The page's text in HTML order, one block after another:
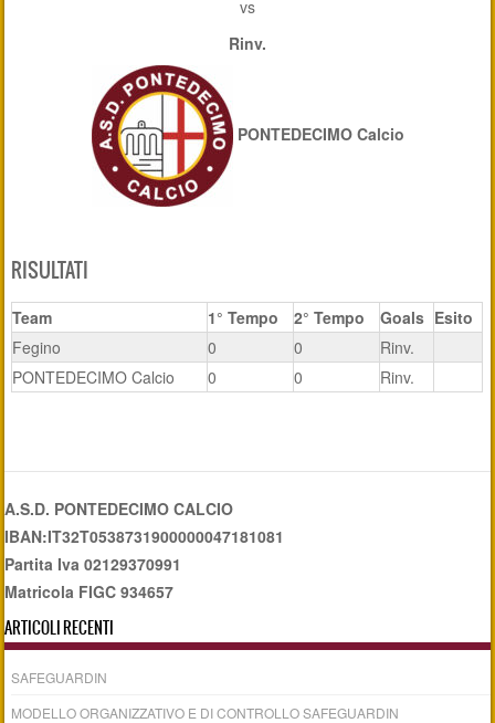
vs
Rinv.
PONTEDECIMO Calcio
RISULTATI
Team 1° Tempo 2° Tempo Goals Esito
Fegino
0 0
Rinv.
PONTEDECIMO Calcio
0 0 Rinv.
A.S.D. PONTEDECIMO CALCIO
IBAN:IT32T0538731900000047181081
Partita Iva 02129370991
Matricola FIGC 934657
ARTICOLI RECENTI
SAFEGUARDIN
MODELLO ORGANIZZATIVO E DI CONTROLLO SAFEGUARDIN